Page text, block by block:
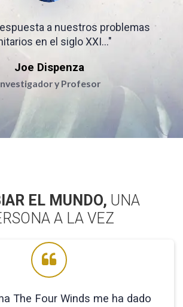
a nuestros problemas
en el siglo XXI..."
Joe Dispenza
y Profesor
EL MUNDO, UNA
A LA VEZ
The Four Winds me ha dado